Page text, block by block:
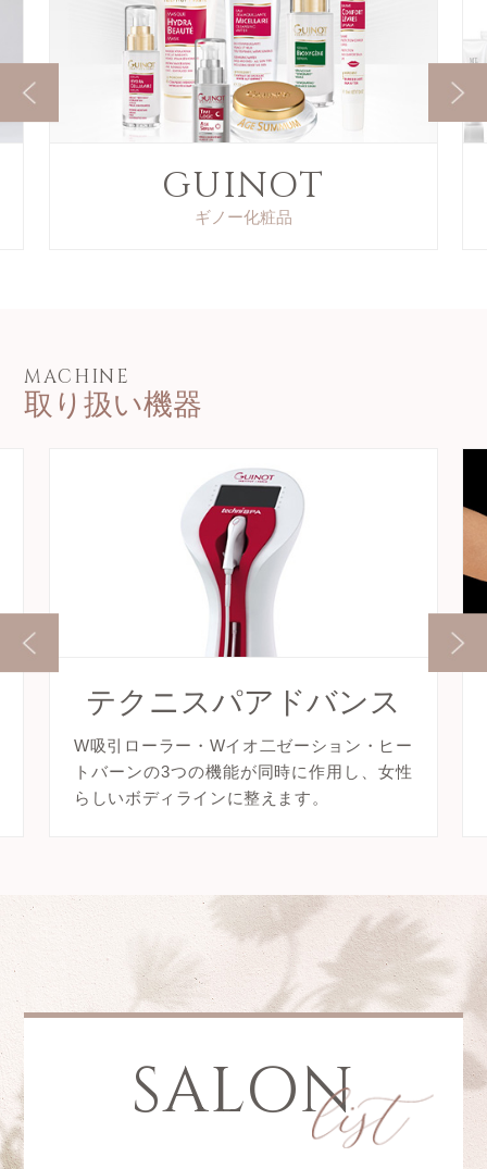
GUINOT
ギノー化粧品
MACHINE
取り扱い機器
テクニスパアドバンス
W吸引ローラー・Wイオ二ゼーション・ヒー
トバーンの3つの機能が同時に作用し、女性
らしいボディラインに整えます。
SALON